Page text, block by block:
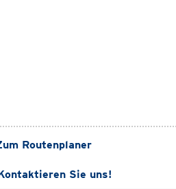
Routenplaner
Sie uns!